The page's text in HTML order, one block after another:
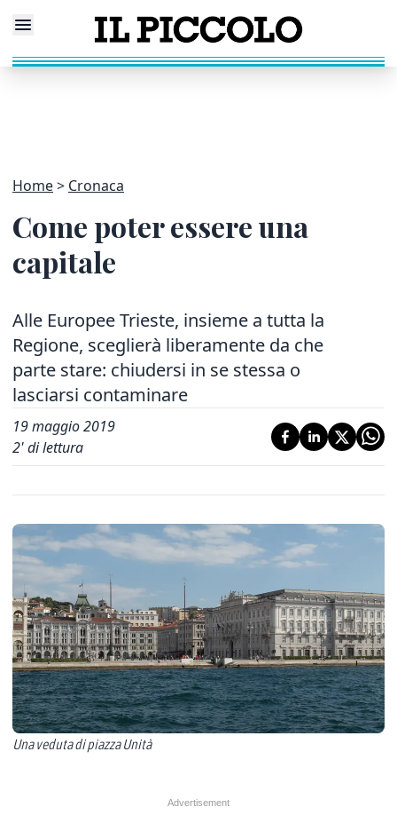
Home Cronaca
Come poter essere una
capitale
Alle Europee Trieste, insieme a tutta la
Regione, sceglierà liberamente da che
parte stare: chiudersi in se stessa o
lasciarsi contaminare
19 maggio 2019
2' di lettura
Una veduta di piazza Unità